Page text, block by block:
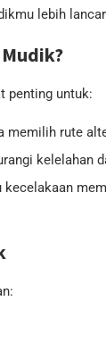
lebih
penting untuk:
memilih rute
kelelahan